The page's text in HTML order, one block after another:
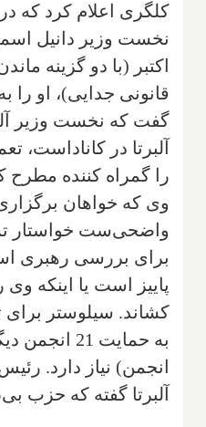
کلگری اعلام کرد که
اکتبر (با دو گزینه
قانونی جدایی)، او را
گفت که نخست وزیر
آلبرتا در
را گمراه کننده مطرح
وی که خواهان
واضحی‌ست خواستار
برای بررسی رهبری
پاییز است یا اینکه وی
کشاند. سیلوستر برای
انجمن) نیاز دارد.
آلبرتا گفته که حزب